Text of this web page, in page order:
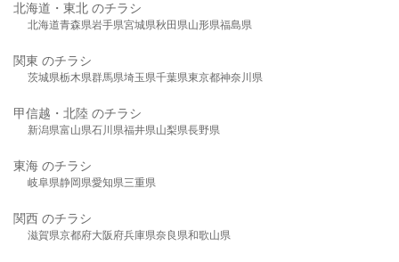
北海道・東北 のチラシ
北海道青森県岩手県宮城県秋田県山形県福島県
関東 のチラシ
茨城県栃木県群馬県埼玉県千葉県東京都神奈川県
甲信越・北陸 のチラシ
新潟県富山県石川県福井県山梨県長野県
東海 のチラシ
岐阜県静岡県愛知県三重県
関西 のチラシ
滋賀県京都府大阪府兵庫県奈良県和歌山県